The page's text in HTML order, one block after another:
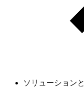
ソリューション